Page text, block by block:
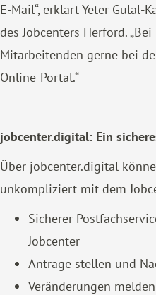
E-Mail“, erklärt Yeter Gülal-
des Jobcenters Herford.
Mitarbeitenden gerne bei
Online-Portal.“
jobcenter.digital: Ein
Über jobcenter.digital
unkompliziert mit dem
Sicherer
Jobcenter
Anträge stellen und
Veränderungen melden